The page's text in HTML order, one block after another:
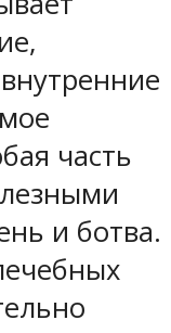
часть
и ботва.